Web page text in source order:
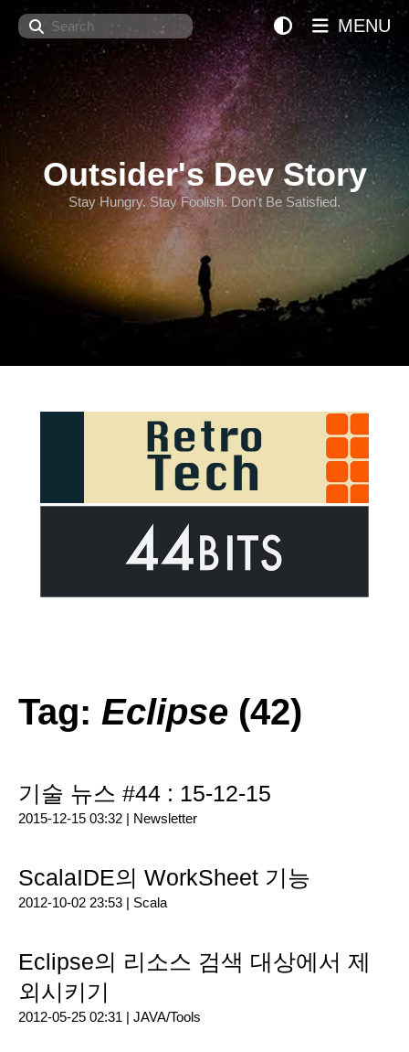
Search
Outsider's Dev Story
Stay Hungry. Stay Foolish. Don't Be Satisfied.
MENU
Tag: Eclipse (42)
기술 뉴스 #44 : 15-12-15
2015-12-15 03:32 | Newsletter
ScalaIDE의 WorkSheet 기능
2012-10-02 23:53 | Scala
Eclipse의 리소스 검색 대상에서 제
외시키기
2012-05-25 02:31 | JAVA/Tools